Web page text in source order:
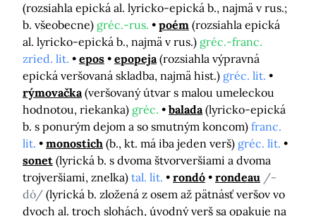
(rozsiahla epická al. lyricko-epická b., najmä v rus.;
b. všeobecne) gréc.-rus. poém (rozsiahla epická
al. lyricko-epická b., najmä v rus.) gréc.-franc.
zried. lit.
epos epopeja (rozsiahla výpravná
epická veršovaná skladba, najmä hist.) gréc. lit.
rýmovačka (veršovaný útvar s malou umeleckou
hodnotou, riekanka) gréc. balada (lyricko-epická
b. s ponurým dejom a so smutným koncom) franc.
lit.
monostich (b., kt. má iba jeden verš) gréc. lit.
sonet (lyrická b. s dvoma štvorveršiami a dvoma
trojveršiami, znelka) tal. lit. rondó rondeau /-
dó/ (lyrická b. zložená z osem až pätnásť veršov vo
dvoch al. troch slohách, úvodný verš sa opakuje na